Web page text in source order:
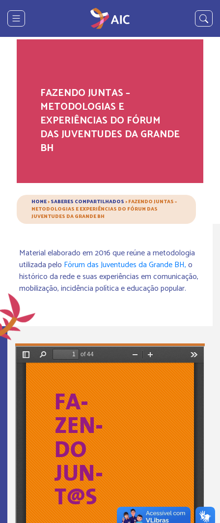
FAZENDO JUNTAS –
METODOLOGIAS E
EXPERIÊNCIAS DO FÓRUM
DAS JUVENTUDES DA GRANDE
BH
HOME>SABERES COMPARTILHADOS>FAZENDO JUNTAS –
METODOLOGIAS E EXPERIÊNCIAS DO FÓRUM DAS
JUVENTUDES DA GRANDE BH
Material elaborado em 2016 que reúne a metodologia
utilizada pelo Fórum das Juventudes da Grande BH,o
histórico da rede e suas experiências em comunicação,
mobilização, incidência política e educação popular.